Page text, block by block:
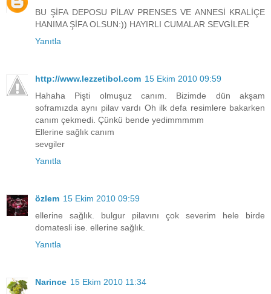
BU ŞİFA DEPOSU PİLAV PRENSES VE ANNESİ KRALİÇE
HANIMA ŞİFA OLSUN:)) HAYIRLI CUMALAR SEVGİLER
Yanıtla
http://www.lezzetibol.com 15 Ekim 2010 09:59
Hahaha Pişti olmuşuz canım. Bizimde dün akşam
soframızda aynı pilav vardı Oh ilk defa resimlere bakarken
canım çekmedi. Çünkü bende yedimmmmm
Ellerine sağlık canım
sevgiler
Yanıtla
özlem 15 Ekim 2010 09:59
ellerine sağlık. bulgur pilavını çok severim hele birde
domatesli ise. ellerine sağlık.
Yanıtla
Narince 15 Ekim 2010 11:34